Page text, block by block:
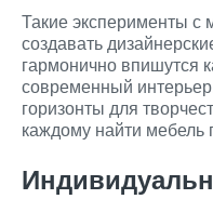
Такие эксперименты с
создавать
гармонично впишутся
современный
горизонты для
каждому найти мебель